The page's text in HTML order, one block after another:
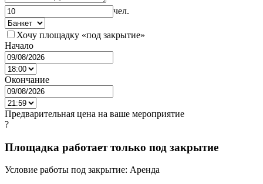
чел.
Хочу площадку «под закрытие»
Начало
Окончание
Предварительная цена на ваше мероприятие
?
Площадка работает только под закрытие
Условие работы под закрытие: Аренда